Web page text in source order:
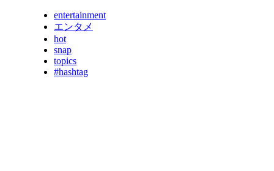
entertainment
エンタメ
hot
snap
topics
#hashtag